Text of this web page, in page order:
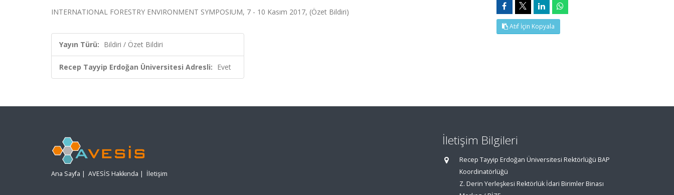
INTERNATIONAL FORESTRY ENVIRONMENT SYMPOSIUM, 7 - 10 Kasım 2017, (Özet Bildiri)
Yayın Türü: Bildiri / Özet Bildiri
Recep Tayyip Erdoğan Üniversitesi Adresli: Evet
Atıf İçin Kopyala
Ana Sayfa | AVESİS Hakkında | İletişim
İletişim Bilgileri
Recep Tayyip Erdoğan Üniversitesi Rektörlüğü BAP
Koordinatörlüğü
Z. Derin Yerleşkesi Rektörlük İdari Birimler Binası